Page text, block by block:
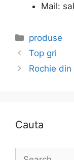
Mail:
Categories
produse
Top gri
Rochie
Cauta